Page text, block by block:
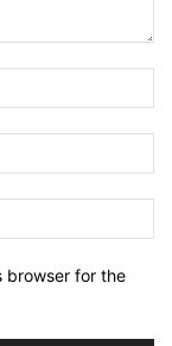
browser for the